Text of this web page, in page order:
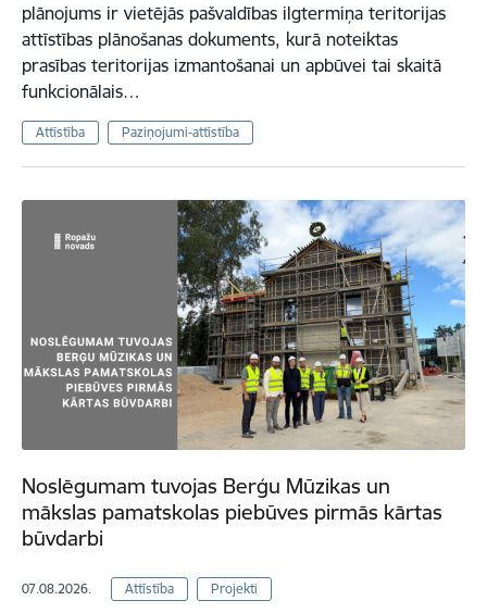
plānojums ir vietējās pašvaldības ilgtermiņa teritorijas
attīstības plānošanas dokuments, kurā noteiktas
prasības teritorijas izmantošanai un apbūvei tai skaitā
funkcionālais…
Attīstība Paziņojumi-attīstība
Noslēgumam tuvojas Berģu Mūzikas un
mākslas pamatskolas piebūves pirmās kārtas
būvdarbi
07.08.2026. Attīstība Projekti